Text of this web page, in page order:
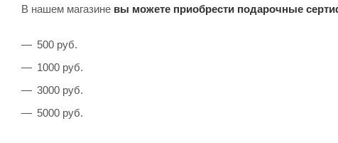
В нашем магазине вы можете приобрести подарочные
500 руб.
1000 руб.
3000 руб.
5000 руб.